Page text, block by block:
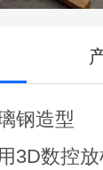
钢造型
3D数控